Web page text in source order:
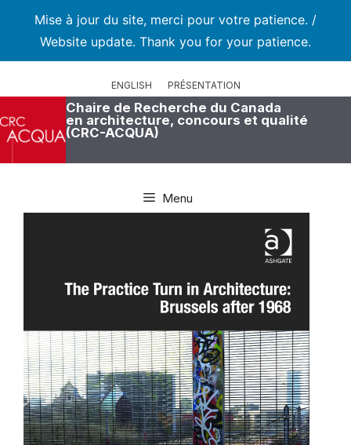
Mise à jour du site, merci pour votre patience. /
Website update. Thank you for your patience.
ENGLISH PRÉSENTATION
Chaire de Recherche du Canada
en architecture, concours et qualité
(CRC-ACQUA)
Menu